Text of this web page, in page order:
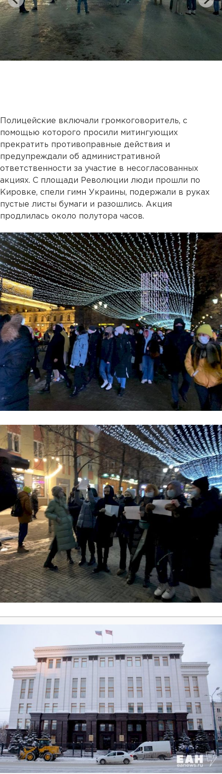
Полицейские включали громкоговоритель, с
помощью которого просили митингующих
прекратить противоправные действия и
предупреждали об административной
ответственности за участие в несогласованных
акциях. С площади Революции люди прошли по
Кировке, спели гимн Украины, подержали в руках
пустые листы бумаги и разошлись. Акция
продлилась около полутора часов.